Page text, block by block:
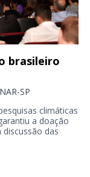
brasileiro
SP
climáticas
a doação
das